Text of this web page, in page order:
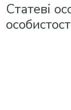
Статеві